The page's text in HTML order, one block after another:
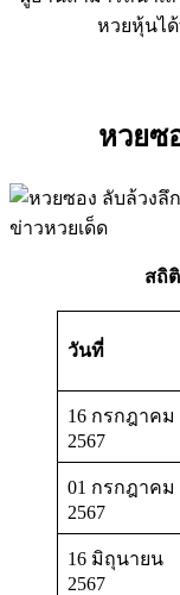
หวยหุ้นไ
หวยซ
สถิ
วันที่
16 กรกฎาคม
2567
01 กรกฎาคม
2567
16 มิถุนายน
2567